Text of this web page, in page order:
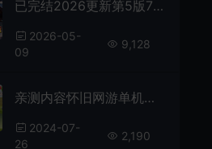
已完结2026更新第5版70级龙服修复版 修复毕业首饰BUG 增强下水道职业 在线泡点 可交易史诗 徽章装备镶嵌
2026-05-
09
9,128
亲测内容怀旧网游单机版Q萌画风虚拟机一键启动带视频安装教学GM工具后台
2024-07-
26
2,190